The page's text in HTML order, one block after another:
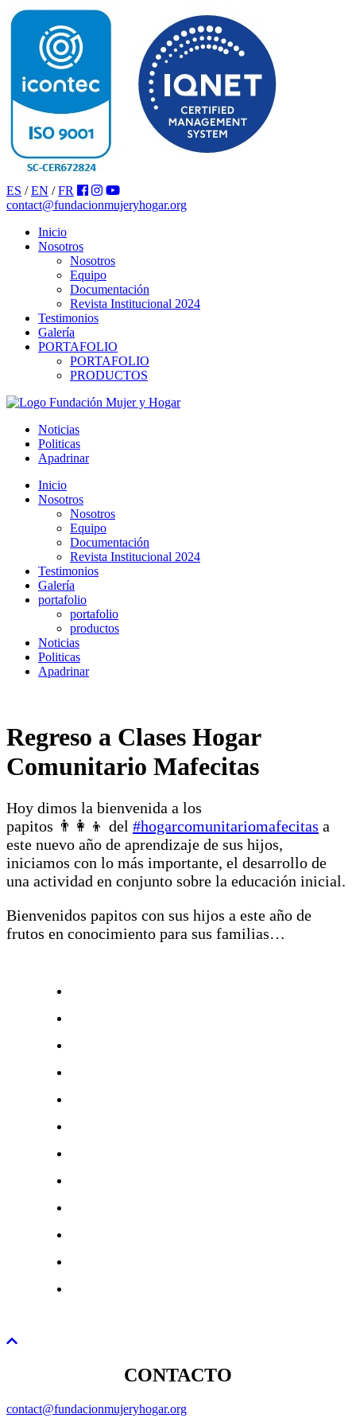
ES / EN / FR
contact@fundacionmujeryhogar.org
Inicio
Nosotros
Nosotros
Equipo
Documentación
Revista Institucional 2024
Testimonios
Galería
PORTAFOLIO
PORTAFOLIO
PRODUCTOS
Noticias
Politicas
Apadrinar
Inicio
Nosotros
Nosotros
Equipo
Documentación
Revista Institucional 2024
Testimonios
Galería
portafolio
portafolio
productos
Noticias
Politicas
Apadrinar
Regreso a Clases Hogar
Comunitario Mafecitas
Hoy dimos la bienvenida a los
papitos 👨‍👩‍👦 del #hogarcomunitariomafecitas a
este nuevo año de aprendizaje de sus hijos,
iniciamos con lo más importante, el desarrollo de
una actividad en conjunto sobre la educación inicial.
Bienvenidos papitos con sus hijos a este año de
frutos en conocimiento para sus familias…
CONTACTO
contact@fundacionmujeryhogar.org